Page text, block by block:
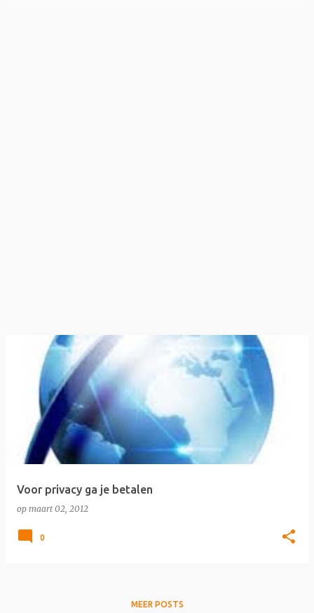
Voor privacy ga je betalen
op maart 02, 2012
0
MEER POSTS